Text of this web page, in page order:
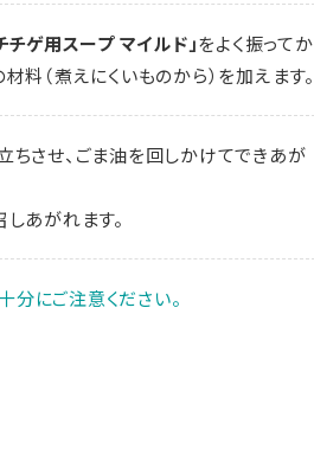
ゲ用スープ マイルド」をよく振ってか
料（煮えにくいものから）を加えます。
させ、ごま油を回しかけてできあが
あがれます。
にご注意ください。